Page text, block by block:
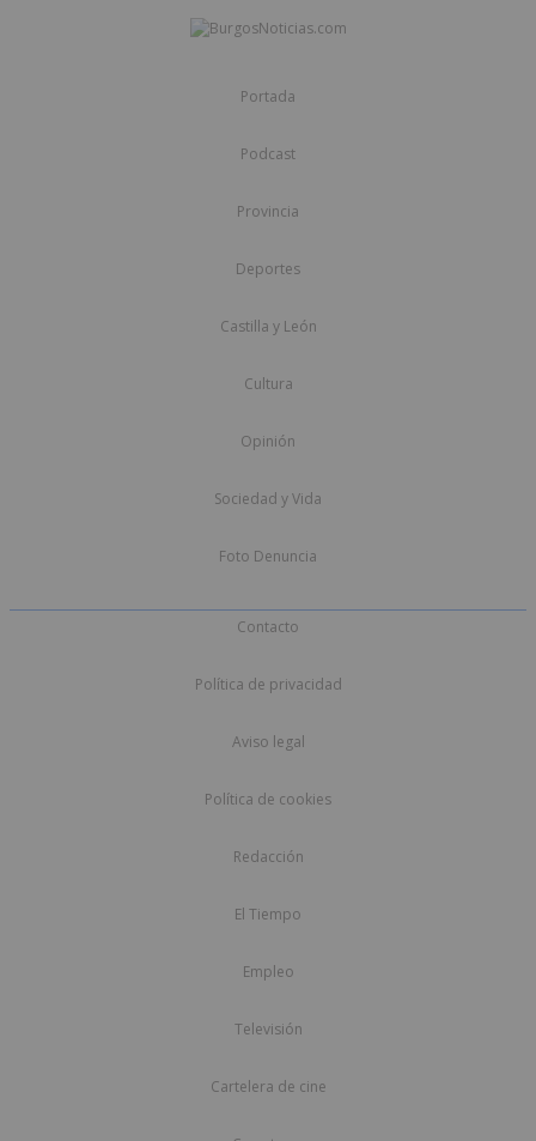
Portada
Podcast
Provincia
Deportes
Castilla y León
Cultura
Opinión
Sociedad y Vida
Foto Denuncia
Contacto
Política de privacidad
Aviso legal
Política de cookies
Redacción
El Tiempo
Empleo
Televisión
Cartelera de cine